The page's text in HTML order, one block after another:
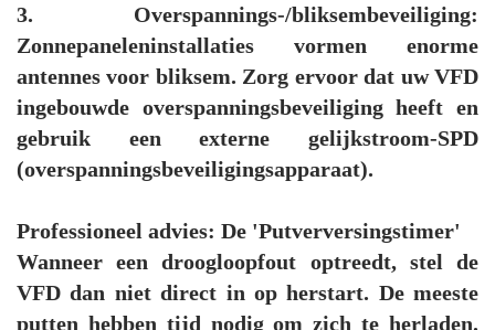
3. Overspannings-/bliksembeveiliging:
Zonnepaneleninstallaties vormen enorme
antennes voor bliksem. Zorg ervoor dat uw VFD
ingebouwde overspanningsbeveiliging heeft en
gebruik een externe gelijkstroom-SPD
(overspanningsbeveiligingsapparaat).
Professioneel advies: De 'Putverversingstimer'
Wanneer een droogloopfout optreedt, stel de
VFD dan niet direct in op herstart. De meeste
putten hebben tijd nodig om zich te herladen.